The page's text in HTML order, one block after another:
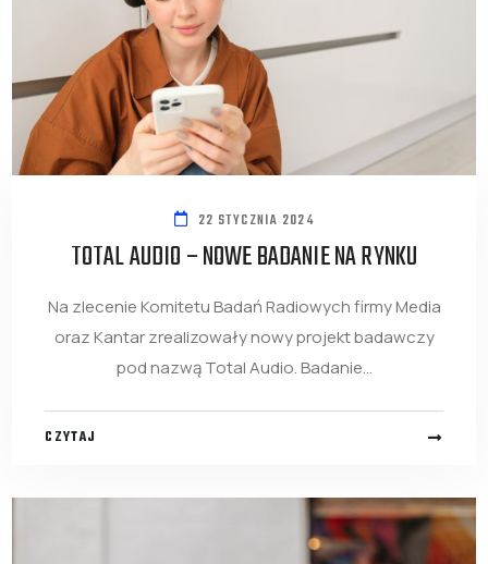
22 STYCZNIA 2024
TOTAL AUDIO – NOWE BADANIE NA RYNKU
Na zlecenie Komitetu Badań Radiowych firmy Media
oraz Kantar zrealizowały nowy projekt badawczy
pod nazwą Total Audio. Badanie...
CZYTAJ